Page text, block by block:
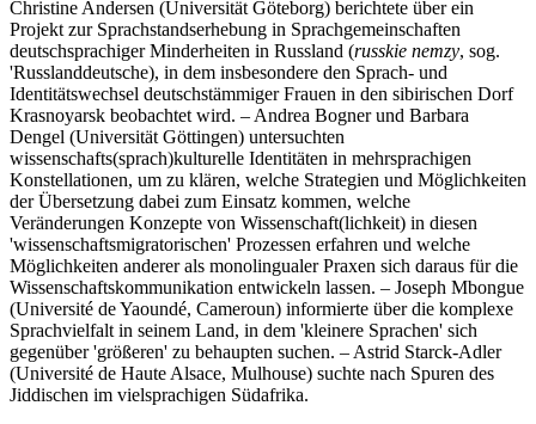
Christine Andersen (Universität Göteborg) berichtete über ein
Projekt zur Sprachstandserhebung in Sprachgemeinschaften
deutschsprachiger Minderheiten in Russland (russkie nemzy, sog.
'Russlanddeutsche), in dem insbesondere den Sprach- und
Identitätswechsel deutschstämmiger Frauen in den sibirischen Dorf
Krasnoyarsk beobachtet wird. – Andrea Bogner und Barbara
Dengel (Universität Göttingen) untersuchten
wissenschafts(sprach)kulturelle Identitäten in mehrsprachigen
Konstellationen, um zu klären, welche Strategien und Möglichkeiten
der Übersetzung dabei zum Einsatz kommen, welche
Veränderungen Konzepte von Wissenschaft(lichkeit) in diesen
'wissenschaftsmigratorischen' Prozessen erfahren und welche
Möglichkeiten anderer als monolingualer Praxen sich daraus für die
Wissenschaftskommunikation entwickeln lassen. – Joseph Mbongue
(Université de Yaoundé, Cameroun) informierte über die komplexe
Sprachvielfalt in seinem Land, in dem 'kleinere Sprachen' sich
gegenüber 'größeren' zu behaupten suchen. – Astrid Starck-Adler
(Université de Haute Alsace, Mulhouse) suchte nach Spuren des
Jiddischen im vielsprachigen Südafrika.